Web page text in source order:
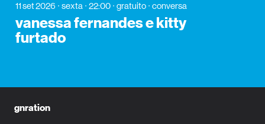
11 set 2026 sexta 22:00 gratuito conversa
vanessa fernandes e kitty
furtado
gnration